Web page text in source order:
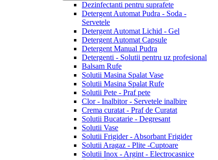
Dezinfectanti pentru suprafete
Detergent Automat Pudra - Soda -
Servetele
Detergent Automat Lichid - Gel
Detergent Automat Capsule
Detergent Manual Pudra
Detergenti - Solutii pentru uz profesional
Balsam Rufe
Solutii Masina Spalat Vase
Solutii Masina Spalat Rufe
Solutii Pete - Praf pete
Clor - Inalbitor - Servetele inalbire
Crema curatat - Praf de Curatat
Solutii Bucatarie - Degresant
Solutii Vase
Solutii Frigider - Absorbant Frigider
Solutii Aragaz - Plite -Cuptoare
Solutii Inox - Argint - Electrocasnice